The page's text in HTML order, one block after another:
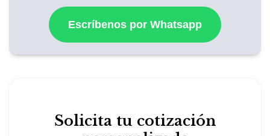
Escríbenos por Whatsapp
Solicita tu cotización